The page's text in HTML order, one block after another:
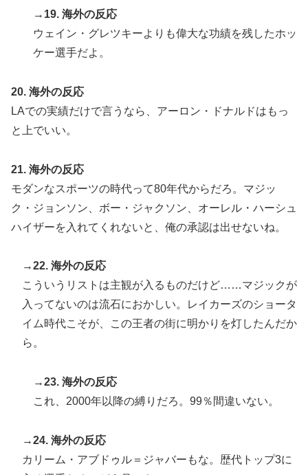
→19. 海外の反応
ウェイン・グレツキーよりも偉大な功績を残したホッ
ケー選手だよ。
20. 海外の反応
LAでの実績だけで言うなら、アーロン・ドナルドはもっ
と上でいい。
21. 海外の反応
モダンなスポーツの時代って80年代からだろ。マジッ
ク・ジョンソン、ボー・ジャクソン、オーレル・ハーシュ
ハイザーを入れてくれないと、俺の承認は出せないね。
→22. 海外の反応
こういうリストは主観が入るものだけど……マジックが
入ってないのは流石におかしい。レイカーズのショータ
イム時代こそが、この王者の街に明かりを灯したんだか
ら。
→23. 海外の反応
これ、2000年以降の縛りだろ。99％間違いない。
→24. 海外の反応
カリーム・アブドゥル＝ジャバーもな。歴代トップ3に